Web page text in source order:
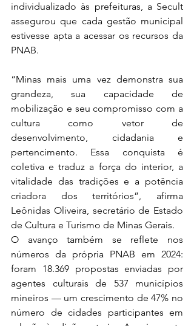
individualizado às prefeituras, a Secult
assegurou que cada gestão municipal
estivesse apta a acessar os recursos da
PNAB.
“Minas mais uma vez demonstra sua
grandeza, sua capacidade de
mobilização e seu compromisso com a
cultura como vetor de
desenvolvimento, cidadania e
pertencimento. Essa conquista é
coletiva e traduz a força do interior, a
vitalidade das tradições e a potência
criadora dos territórios”, afirma
Leônidas Oliveira, secretário de Estado
de Cultura e Turismo de Minas Gerais.
O avanço também se reflete nos
números da própria PNAB em 2024:
foram 18.369 propostas enviadas por
agentes culturais de 537 municípios
mineiros — um crescimento de 47% no
número de cidades participantes em